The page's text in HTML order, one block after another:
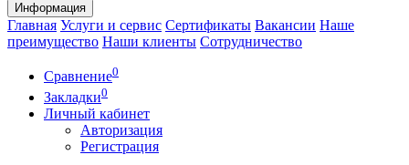
Информация
Главная Услуги и сервис Сертификаты Вакансии Наше
преимущество Наши клиенты Сотрудничество
Сравнение0
Закладки0
Личный кабинет
Авторизация
Регистрация